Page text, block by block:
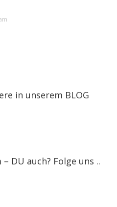
in unserem BLOG
DU auch? Folge uns ..